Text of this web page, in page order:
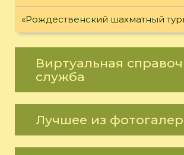
«Рождественский шахматный
Виртуальная
служба
Лучшее из